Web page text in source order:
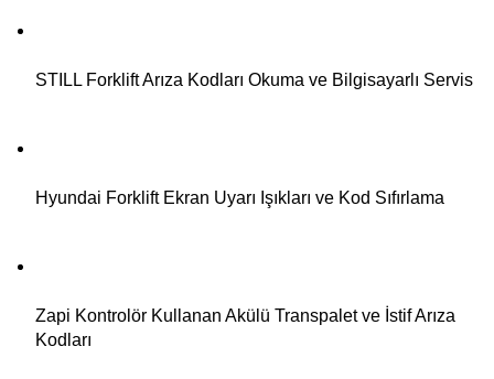
STILL Forklift Arıza Kodları Okuma ve Bilgisayarlı Servis
Hyundai Forklift Ekran Uyarı Işıkları ve Kod Sıfırlama
Zapi Kontrolör Kullanan Akülü Transpalet ve İstif Arıza
Kodları